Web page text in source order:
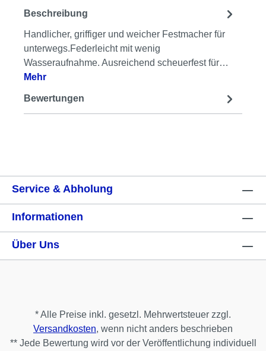
Beschreibung
Handlicher, griffiger und weicher Festmacher für
unterwegs.Federleicht mit wenig
Wasseraufnahme. Ausreichend scheuerfest für…
Mehr
Bewertungen
Service & Abholung
Informationen
Über Uns
* Alle Preise inkl. gesetzl. Mehrwertsteuer zzgl.
Versandkosten, wenn nicht anders beschrieben
** Jede Bewertung wird vor der Veröffentlichung individuell